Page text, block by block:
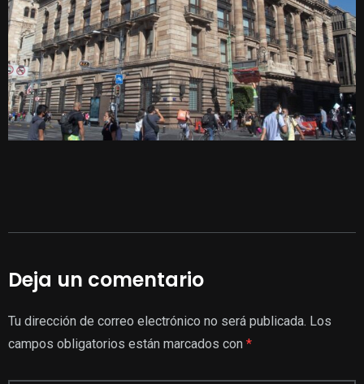
Deja un comentario
Tu dirección de correo electrónico no será publicada. Los
campos obligatorios están marcados con *